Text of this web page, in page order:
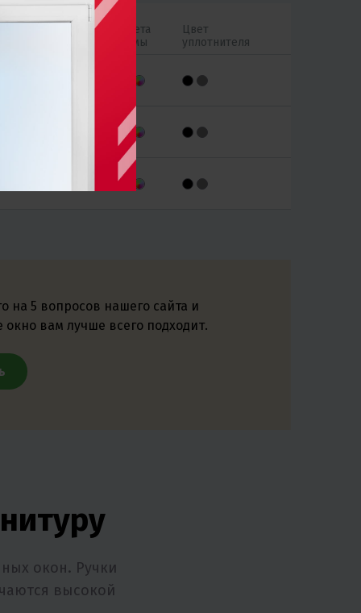
Цвета
рамы
Цвет
уплотнителя
на 5 вопросов нашего сайта и
окно вам лучше всего подходит.
окон. Ручки
высокой